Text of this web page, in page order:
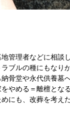
管理者などに相談
ブルの種にもなり
骨堂や永代供養墓
やめる＝離檀とな
にも、改葬を考え